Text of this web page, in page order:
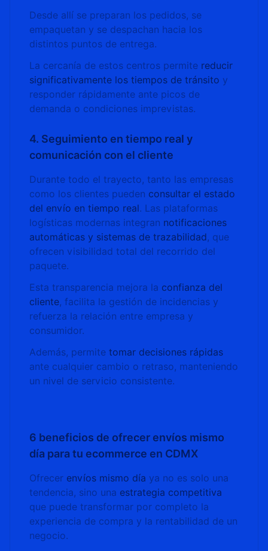
Desde allí se preparan los pedidos, se
empaquetan y se despachan hacia los
distintos puntos de entrega.
La cercanía de estos centros permite reducir
significativamente los tiempos de tránsito y
responder rápidamente ante picos de
demanda o condiciones imprevistas.
4. Seguimiento en tiempo real y
comunicación con el cliente
Durante todo el trayecto, tanto las empresas
como los clientes pueden consultar el estado
del envío en tiempo real. Las plataformas
logísticas modernas integran notificaciones
automáticas y sistemas de trazabilidad, que
ofrecen visibilidad total del recorrido del
paquete.
Esta transparencia mejora la confianza del
cliente, facilita la gestión de incidencias y
refuerza la relación entre empresa y
consumidor.
Además, permite tomar decisiones rápidas
ante cualquier cambio o retraso, manteniendo
un nivel de servicio consistente.
6 beneficios de ofrecer envíos mismo
día para tu ecommerce en CDMX
Ofrecer envíos mismo día ya no es solo una
tendencia, sino una estrategia competitiva
que puede transformar por completo la
experiencia de compra y la rentabilidad de un
negocio.